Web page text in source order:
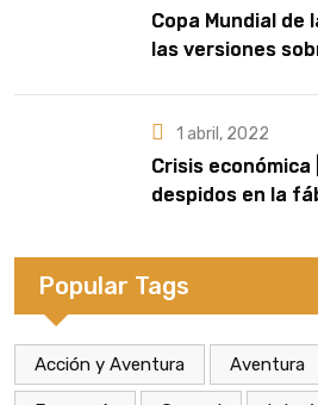
Copa Mundial de
las versiones
1 abril, 2022
Crisis económica
despidos en la
Popular Tags
Acción y Aventura Aventura